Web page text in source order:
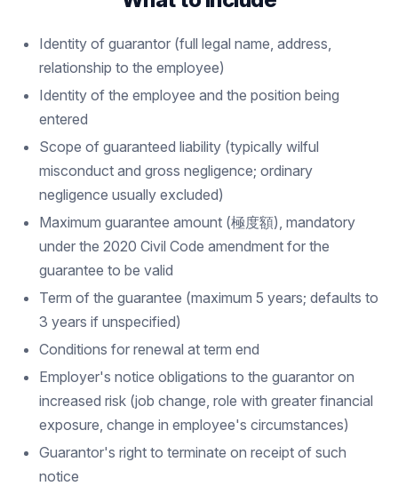
Identity of guarantor (full legal name, address,
relationship to the employee)
Identity of the employee and the position being
entered
Scope of guaranteed liability (typically wilful
misconduct and gross negligence; ordinary
negligence usually excluded)
Maximum guarantee amount (極度額), mandatory
under the 2020 Civil Code amendment for the
guarantee to be valid
Term of the guarantee (maximum 5 years; defaults to
3 years if unspecified)
Conditions for renewal at term end
Employer's notice obligations to the guarantor on
increased risk (job change, role with greater financial
exposure, change in employee's circumstances)
Guarantor's right to terminate on receipt of such
notice